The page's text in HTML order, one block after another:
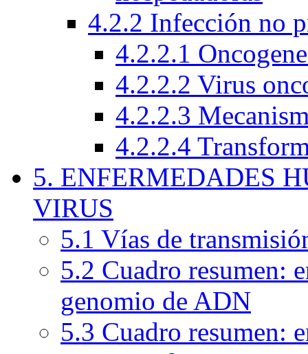
4.2.2 Infección no
4.2.2.1
4.2.2.2 Virus
4.2.2.3
4.2.2.4
5. ENFERMEDADES
VIRUS
5.1 Vías de
5.2 Cuadro resumen:
genomio de ADN
5.3 Cuadro resumen: